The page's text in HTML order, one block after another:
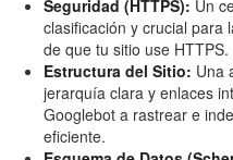
Seguridad (HTTPS): Un
clasificación y crucial para
de que tu sitio use HTTPS.
Estructura del Sitio: Una
jerarquía clara y enlaces
Googlebot a rastrear e
eficiente.